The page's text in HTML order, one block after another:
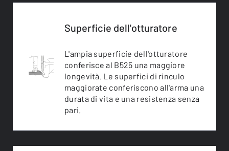
Superficie dell'otturatore
L'ampia superficie dell'otturatore
conferisce al B525 una maggiore
longevità. Le superfici di rinculo
maggiorate conferiscono all'arma una
durata di vita e una resistenza senza
pari.